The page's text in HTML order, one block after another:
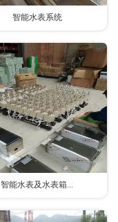
智能水表系统
智能水表及水表箱...